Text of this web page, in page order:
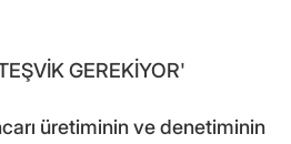
GEREKİYOR'
üretiminin ve denetiminin